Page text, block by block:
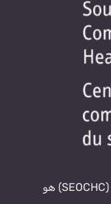
مركز جنوب شرق أوتاوا للصحة المجتمعية (SEOCHC) هو